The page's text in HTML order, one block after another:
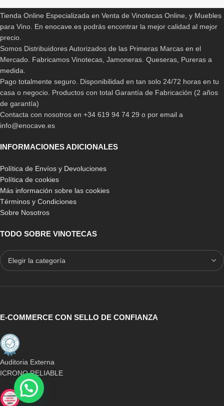
Tienda Online Especializada en Venta de Vinotecas Online, y Muebles
para Vino. En enocave.es podrás encontrar la mejor calidad al mejor
precio.
Somos Distribuidores Autorizados de las Primeras Marcas en el
Mercado. Fabricamos Vinotecas, Jamoneras. Queseras, Pureras a
medida.
Pago totalmente seguro. Disponibilidad en tan solo 24/72 horas en tu
casa o negocio. Productos con total Garantía de Fabricación (2 años
de garantía)
Contacta con nosotros en +34 619 94 74 29 o por email a
info@enocave.es
INFORMACIONES ADICIONALES
Política de Envíos y Devoluciones
Política de cookies
Más información sobre las cookies
Términos y Condiciones
Sobre Nosotros
TODO SOBRE VINOTECAS
E-COMMERCE CON SELLO DE CONFIANZA
Auditoria Externa
ICRONO RELIABLE